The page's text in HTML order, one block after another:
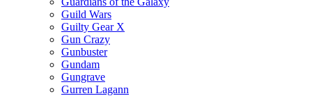
Guild Wars
Guilty Gear X
Gun Crazy
Gunbuster
Gundam
Gungrave
Gurren Lagann